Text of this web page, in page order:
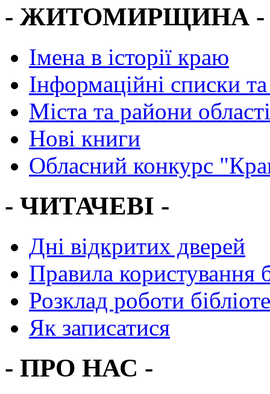
- ЖИТОМИРЩИНА -
Імена в історії краю
Інформаційні списки
Міста та райони області
Нові книги
Обласний конкурс
- ЧИТАЧЕВІ -
Дні відкритих дверей
Правила користування
Розклад роботи
Як записатися
- ПРО НАС -